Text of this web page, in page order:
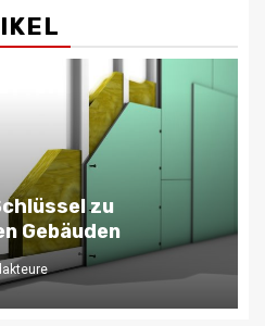
Wie eine
Ihre
macht